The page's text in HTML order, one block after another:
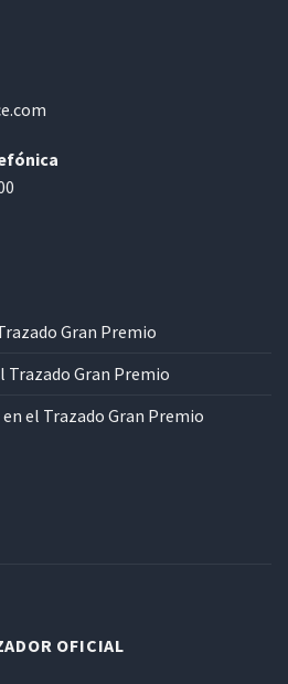
Gran Premio
Trazado Gran Premio
el Trazado Gran Premio
OFICIAL